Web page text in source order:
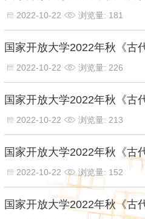
2022-10-22 浏览量: 181
2022-10-22 浏览量: 226
2022-10-22 浏览量: 213
2022-10-22 浏览量: 152